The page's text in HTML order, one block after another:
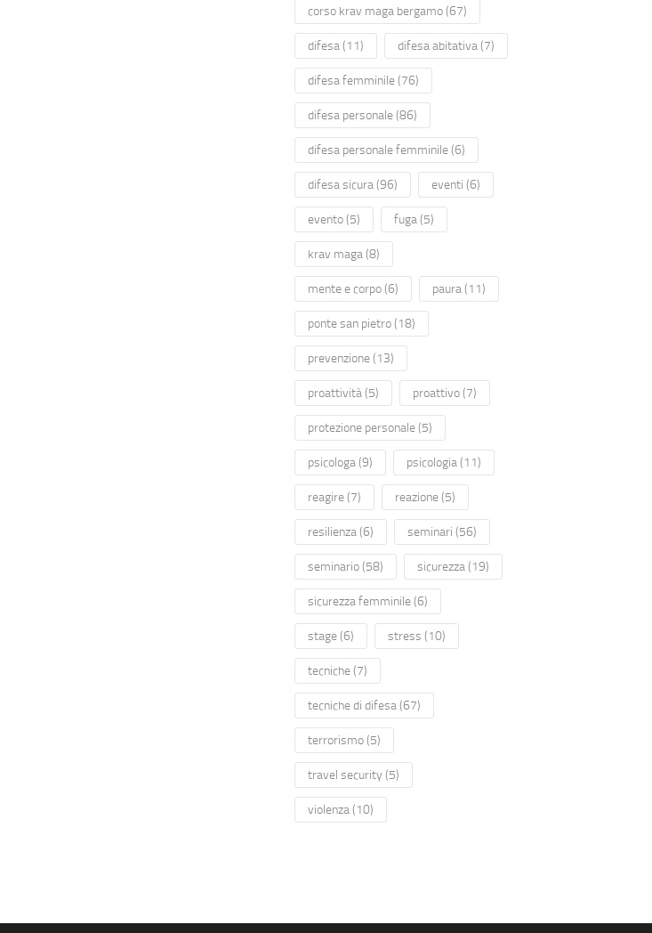
corso krav maga bergamo(67)
difesa (11) difesa abitativa (7)
difesa femminile(76)
difesa personale(86)
difesa personale femminile(6)
difesa sicura (96) eventi (6)
evento(5) fuga (5)
krav maga (8)
mente e corpo(6) paura (11)
ponte san pietro(18)
prevenzione(13)
proattività (5) proattivo(7)
protezione personale(5)
psicologa (9) psicologia (11)
reagire(7) reazione(5)
resilienza (6) seminari (56)
seminario(58) sicurezza (19)
sicurezza femminile(6)
stage(6) stress (10)
tecniche(7)
tecniche di difesa (67)
terrorismo(5)
travel security (5)
violenza (10)